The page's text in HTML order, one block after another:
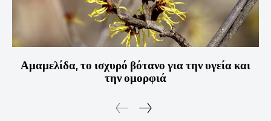
Αμαμελίδα, το ισχυρό βότανο για την υγεία και
την ομορφιά